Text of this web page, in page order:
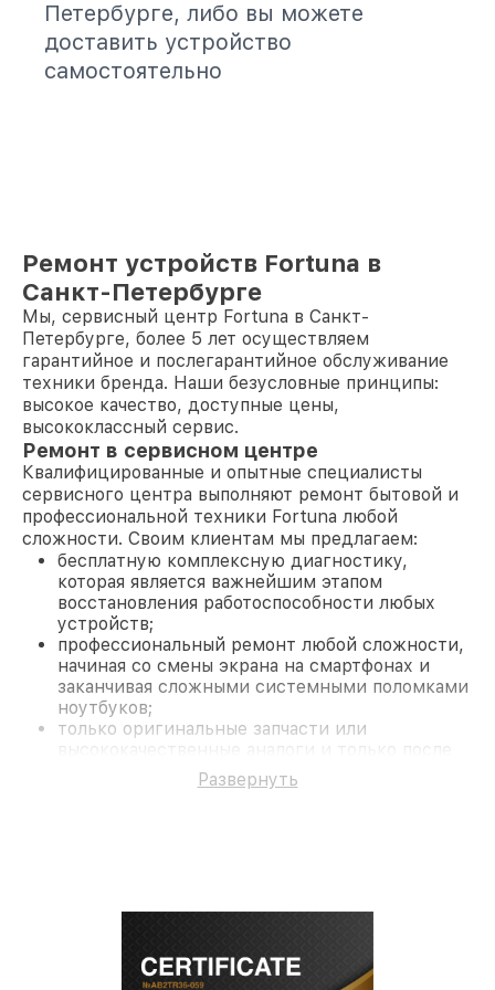
Петербурге, либо вы можете
доставить устройство
самостоятельно
Ремонт устройств Fortuna в
Санкт-Петербурге
Мы, сервисный центр Fortuna в Санкт-
Петербурге, более 5 лет осуществляем
гарантийное и послегарантийное обслуживание
техники бренда. Наши безусловные принципы:
высокое качество, доступные цены,
высококлассный сервис.
Ремонт в сервисном центре
Квалифицированные и опытные специалисты
сервисного центра выполняют ремонт бытовой и
профессиональной техники Fortuna любой
сложности. Своим клиентам мы предлагаем:
бесплатную комплексную диагностику,
которая является важнейшим этапом
восстановления работоспособности любых
устройств;
профессиональный ремонт любой сложности,
начиная со смены экрана на смартфонах и
заканчивая сложными системными поломками
ноутбуков;
только оригинальные запчасти или
согласования с клиентом.
На все работы и замененные комплектующие
безупречной репутацией;
Развернуть